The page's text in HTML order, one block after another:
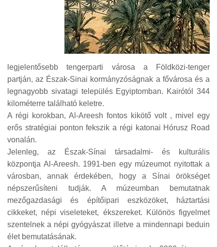
legjelentősebb tengerparti városa a Földközi-tenger
partján, az Észak-Sinai kormányzóságnak a fővárosa és a
legnagyobb sivatagi település Egyiptomban. Kairótól 344
kilométerre található keletre.
A régi korokban, Al-Areesh fontos kikötő volt , mivel egy
erős stratégiai ponton fekszik a régi katonai Hórusz Road
vonalán.
Jelenleg, az Észak-Sínai társadalmi- és kulturális
központja Al-Areesh. 1991-ben egy múzeumot nyitottak a
városban, annak érdekében, hogy a Sínai örökséget
népszerűsíteni tudják. A múzeumban bemutatnak
mezőgazdasági és építőipari eszközöket, háztartási
cikkeket, népi viseleteket, ékszereket. Különös figyelmet
szentelnek a népi gyógyászat illetve a mindennapi beduin
élet bemutatásának.